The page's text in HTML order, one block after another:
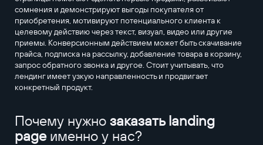
сомнения и демонстрируют выгоды покупателя от
приобретения, мотивируют потенциального клиента к
целевому действию через текст, визуал, видео или другие
приемы. Конверсионным действием может быть скачивание
прайса, подписка на рассылку, добавление товара в корзину,
запрос обратного звонка и другое. Стоит учитывать, что
лендинг имеет узкую направленность и продвигает
конкретный продукт.
Почему нужно заказать landing
pageименно у нас?